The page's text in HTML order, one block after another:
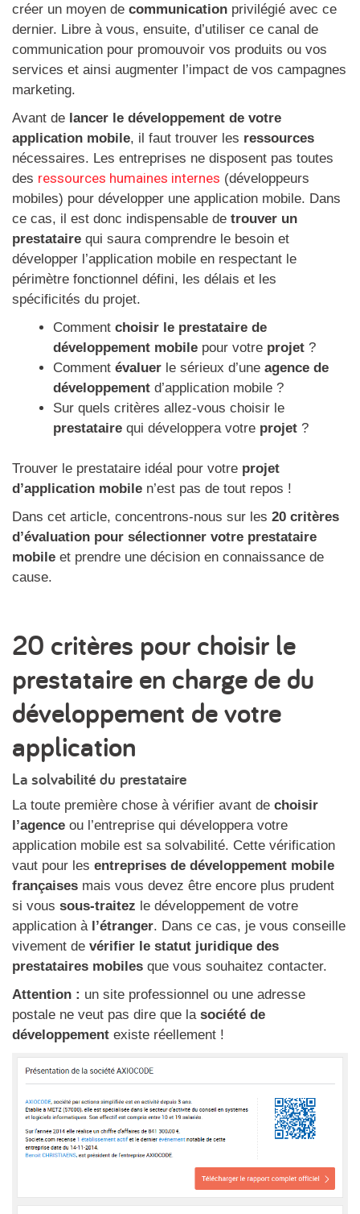
créer un moyen de communication privilégié avec ce
dernier. Libre à vous, ensuite, d’utiliser ce canal de
communication pour promouvoir vos produits ou vos
services et ainsi augmenter l’impact de vos campagnes
marketing.
Avant de lancer le développement de votre
application mobile, il faut trouver les ressources
nécessaires. Les entreprises ne disposent pas toutes
des ressources humaines internes (développeurs
mobiles) pour développer une application mobile. Dans
ce cas, il est donc indispensable de trouver un
prestataire qui saura comprendre le besoin et
développer l’application mobile en respectant le
périmètre fonctionnel défini, les délais et les
spécificités du projet.
Comment choisir le prestataire de
développement mobile pour votre projet ?
Comment évaluer le sérieux d’une agence de
développement d’application mobile ?
Sur quels critères allez-vous choisir le
prestataire qui développera votre projet ?
Trouver le prestataire idéal pour votre projet
d’application mobile n’est pas de tout repos !
Dans cet article, concentrons-nous sur les 20 critères
d’évaluation pour sélectionner votre prestataire
mobile et prendre une décision en connaissance de
cause.
20 critères pour choisir le
prestataire en charge de du
développement de votre
application
La solvabilité du prestataire
La toute première chose à vérifier avant de choisir
l’agence ou l’entreprise qui développera votre
application mobile est sa solvabilité. Cette vérification
vaut pour les entreprises de développement mobile
françaises mais vous devez être encore plus prudent
si vous sous-traitez le développement de votre
application à l’étranger. Dans ce cas, je vous conseille
vivement de vérifier le statut juridique des
prestataires mobiles que vous souhaitez contacter.
Attention : un site professionnel ou une adresse
postale ne veut pas dire que la société de
développement existe réellement !